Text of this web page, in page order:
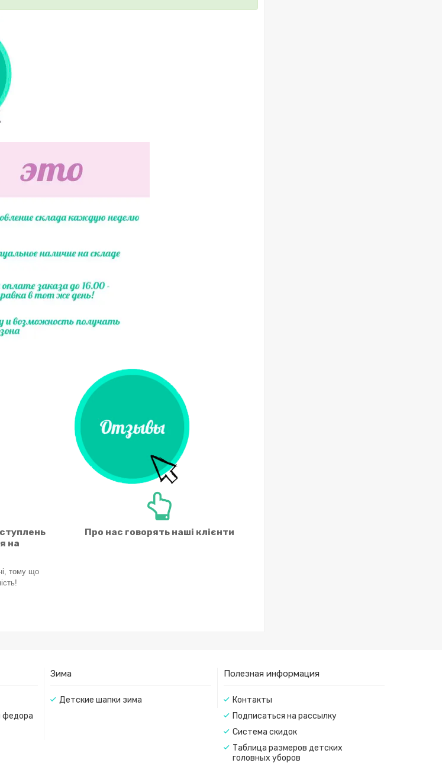
на
тому що
Про нас говорять наші клієнти
федора
Зима
Детские шапки зима
Полезная информация
Контакты
Подписаться на рассылку
Система скидок
Таблица размеров детских
головных уборов